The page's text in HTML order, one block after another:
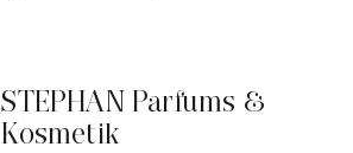
STEPHAN Parfums &
Kosmetik